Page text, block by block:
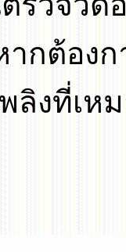
กต้อง
ลิงที่เ